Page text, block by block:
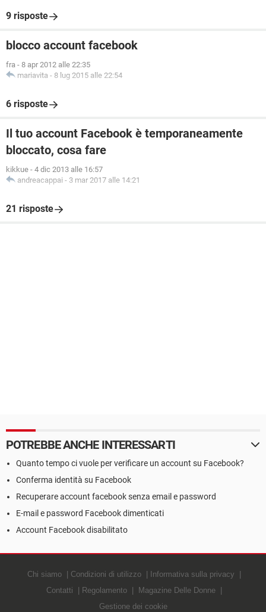
9 risposte
blocco account facebook
fra - 8 apr 2012 alle 22:35
mariavita - 8 lug 2015 alle 22:54
6 risposte
Il tuo account Facebook è temporaneamente
bloccato, cosa fare
kikkue - 4 dic 2013 alle 16:57
andreacappai - 3 mar 2017 alle 14:21
21 risposte
POTREBBE ANCHE INTERESSARTI
Quanto tempo ci vuole per verificare un account su Facebook?
Conferma identità su Facebook
Recuperare account facebook senza email e password
E-mail e password Facebook dimenticati
Account Facebook disabilitato
Chi siamo Condizioni di utilizzo
Informativa sulla privacy
Contatti
Regolamento
Magazine Delle Donne
Gestione dei cookie